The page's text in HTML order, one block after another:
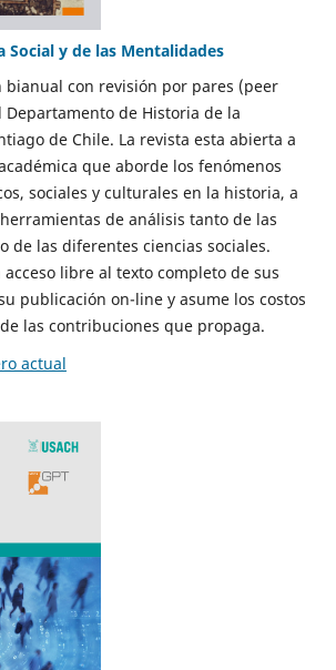
Social y de las Mentalidades
bianual con revisión por pares (peer
Departamento de Historia de la
de Chile. La revista esta abierta a
que aborde los fenómenos
sociales y culturales en la historia, a
de análisis tanto de las
de las diferentes ciencias sociales.
acceso libre al texto completo de sus
publicación on-line y asume los costos
las contribuciones que propaga.
actual